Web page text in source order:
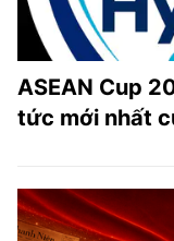
ASEAN Cup
tức mới nhất